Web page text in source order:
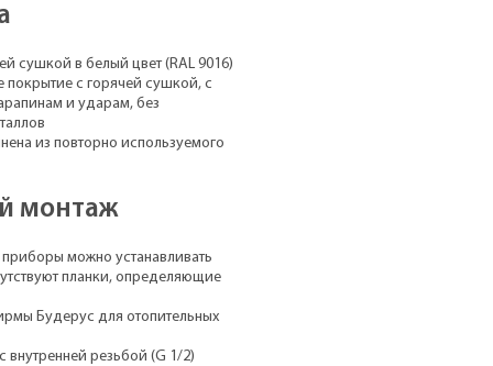
сушкой в белый цвет (RAL 9016)
с горячей сушкой, с
и ударам, без
из повторно используемого
монтаж
можно устанавливать
планки, определяющие
Будерус для отопительных
резьбой (G 1/2)